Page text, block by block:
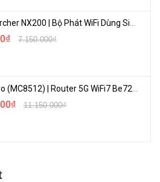
Fi duy nhất. Mang đến Wi-Fi xuyên
tốc độ nhanh chóng.
7.150.000₫
11.150.000₫